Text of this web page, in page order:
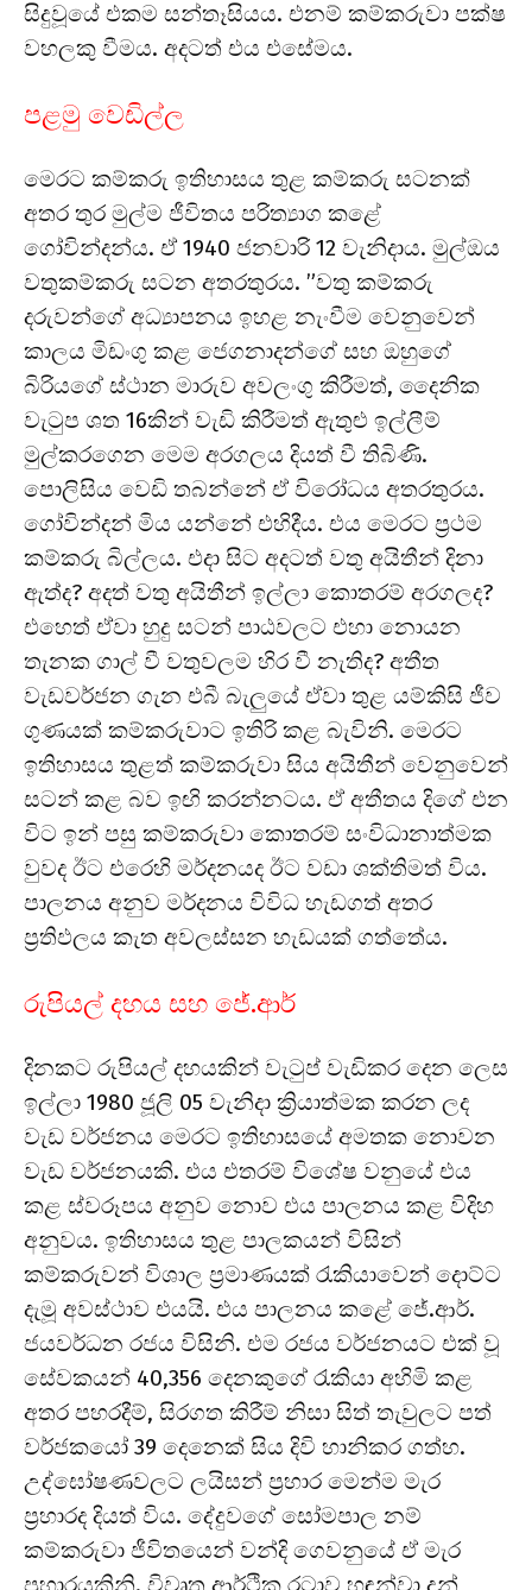
සිදුවූයේ එකම සන්තෑසියය. එනම් කම්කරුවා පක්ෂ
වහලකු වීමය. අදටත් එය එසේමය.
පළමු වෙඩිල්ල
මෙරට කම්කරු ඉතිහාසය තුළ කම්කරු සටනක්
අතර තුර මුල්ම ජීවිතය පරිත්‍යාග කළේ
ගෝවින්දන්ය. ඒ 1940 ජනවාරි 12 වැනිදාය. මුල්ඔය
වතුකම්කරු සටන අතරතුරය. ”වතු කම්කරු
දරුවන්ගේ අධ්‍යාපනය ඉහළ නැංවීම වෙනුවෙන්
කාලය මිඩංගු කළ ජෙගනාදන්ගේ සහ ඔහුගේ
බිරියගේ ස්ථාන මාරුව අවලංගු කිරීමත්, දෛනික
වැටුප ශත 16කින් වැඩි කිරීමත් ඇතුළු ඉල්ලීම්
මුල්කරගෙන මෙම අරගලය දියත් වී තිබිණි.
පොලිසිය වෙඩි තබන්නේ ඒ විරෝධය අතරතුරය.
ගෝවින්දන් මිය යන්නේ එහිදීය. එය මෙරට ප්‍රථම
කම්කරු බිල්ලය. එදා සිට අදටත් වතු අයිතීන් දිනා
ඇත්ද? අදත් වතු අයිතීන් ඉල්ලා කොතරම් අරගලද?
එහෙත් ඒවා හුදු සටන් පාඨවලට එහා නොයන
තැනක ගාල් වී වතුවලම හිර වී නැතිද? අතීත
වැඩවර්ජන ගැන එබී බැලුයේ ඒවා තුළ යම්කිසි ජීව
ගුණයක් කම්කරුවාට ඉතිරි කළ බැවිනි. මෙරට
ඉතිහාසය තුළත් කම්කරුවා සිය අයිතීන් වෙනුවෙන්
සටන් කළ බව ඉඟි කරන්නටය. ඒ අතීතය දිගේ එන
විට ඉන් පසු කම්කරුවා කොතරම් සංවිධානාත්මක
වුවද ඊට එරෙහි මර්දනයද ඊට වඩා ශක්තිමත් විය.
පාලනය අනුව මර්දනය විවිධ හැඩගත් අතර
ප්‍රතිඵලය කැත අවලස්සන හැඩයක් ගත්තේය.
රුපියල් දහය සහ ජේ.ආර්
දිනකට රුපියල් දහයකින් වැටුප් වැඩිකර දෙන ලෙස
ඉල්ලා 1980 ජූලි 05 වැනිදා ක්‍රියාත්මක කරන ලද
වැඩ වර්ජනය මෙරට ඉතිහාසයේ අමතක නොවන
වැඩ වර්ජනයකි. එය එතරම් විශේෂ වනුයේ එය
කළ ස්වරූපය අනුව නොව එය පාලනය කළ විදිහ
අනුවය. ඉතිහාසය තුළ පාලකයන් විසින්
කම්කරුවන් විශාල ප්‍රමාණයක් රැකියාවෙන් දොට්ට
දැමූ අවස්ථාව එයයි. එය පාලනය කළේ ජේ.ආර්.
ජයවර්ධන රජය විසිනි. එම රජය වර්ජනයට එක් වූ
සේවකයන් 40,356 දෙනකුගේ රැකියා අහිමි කළ
අතර පහරදීම්, සිරගත කිරීම් නිසා සිත් තැවුලට පත්
වර්ජකයෝ 39 දෙනෙක් සිය දිවි හානිකර ගත්හ.
උද්ඝෝෂණවලට ලයිසන් ප්‍රහාර මෙන්ම මැර
ප්‍රහාරද දියත් විය. දේදුවගේ සෝමපාල නම්
කම්කරුවා ජීවිතයෙන් වන්දි ගෙවනුයේ ඒ මැර
ප්‍රහාරයකිනි. විවෘත ආර්ථික රටාව හඳුන්වා දුන්